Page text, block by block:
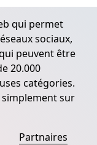
qui permet
sociaux,
peuvent être
20.000
catégories.
sur
Partnaires